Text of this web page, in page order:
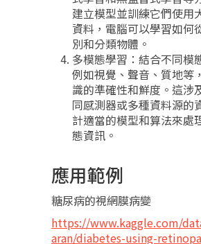
建立模型並訓練它們使用
資料，電腦可以學習如何
別和分類物體。
多模態學習：結合不同模
例如視覺、聲音、質地等
識的準確性和鮮度。這涉
同感測器或多種資料源的
計適當的模型和算法來處
態資訊。
應用範例
糖尿病的視網膜病變
https://www.kaggle.com/
aran/diabetes-using-